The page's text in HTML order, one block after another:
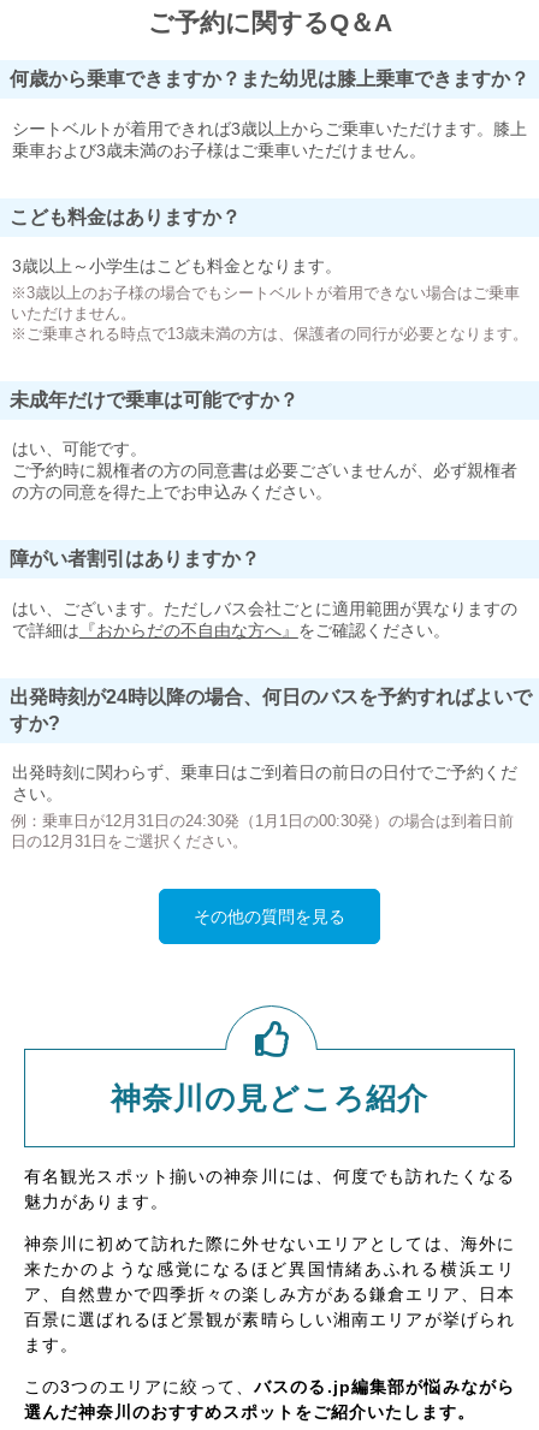
ご予約に関するQ＆A
何歳から乗車できますか？また幼児は膝上乗車できますか？
シートベルトが着用できれば3歳以上からご乗車いただけます。膝上
乗車および3歳未満のお子様はご乗車いただけません。
こども料金はありますか？
3歳以上～小学生はこども料金となります。
※3歳以上のお子様の場合でもシートベルトが着用できない場合はご乗車
いただけません。
※ご乗車される時点で13歳未満の方は、保護者の同行が必要となります。
未成年だけで乗車は可能ですか？
はい、可能です。
ご予約時に親権者の方の同意書は必要ございませんが、必ず親権者
の方の同意を得た上でお申込みください。
障がい者割引はありますか？
はい、ございます。ただしバス会社ごとに適用範囲が異なりますの
で詳細は 『おからだの不自由な方へ』 をご確認ください。
出発時刻が24時以降の場合、何日のバスを予約すればよいで
すか?
出発時刻に関わらず、乗車日はご到着日の前日の日付でご予約くだ
さい。
例：乗車日が12月31日の24:30発（1月1日の00:30発）の場合は到着日前
日の12月31日をご選択ください。
その他の質問を見る
神奈川の見どころ紹介
有名観光スポット揃いの神奈川には、何度でも訪れたくなる
魅力があります。
神奈川に初めて訪れた際に外せないエリアとしては、海外に
来たかのような感覚になるほど異国情緒あふれる横浜エリ
ア、自然豊かで四季折々の楽しみ方がある鎌倉エリア、日本
百景に選ばれるほど景観が素晴らしい湘南エリアが挙げられ
ます。
この3つのエリアに絞って、 バスのる.jp編集部が悩みながら
選んだ神奈川のおすすめスポットをご紹介いたします。